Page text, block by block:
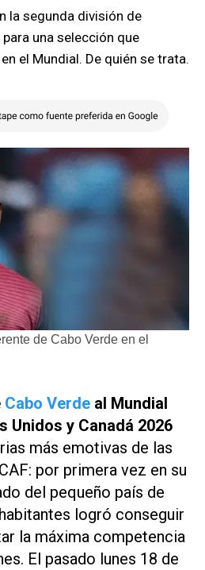
la segunda división de
una selección que
el Mundial. De quién se trata.
de Cabo Verde en el
Cabo Verde al Mundial
Unidos y Canadá 2026
más emotivas de las
por primera vez en su
del pequeño país de
logró conseguir
la máxima competencia
El pasado lunes 18 de